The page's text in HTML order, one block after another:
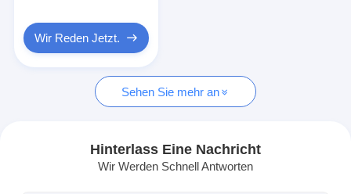
Wir Reden Jetzt.
Sehen Sie mehr an
Hinterlass Eine Nachricht
Wir Werden Schnell Antworten